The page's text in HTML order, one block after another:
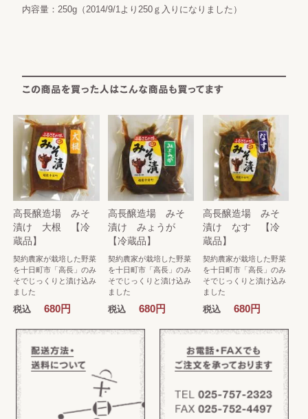
内容量：250g（2014/9/1より250ｇ入りになりました）
高長醸造場 みそ
漬け 大根 【冷
蔵品】
契約農家が栽培した野菜
を十日町市「高長」のみ
そでじっくりと漬け込み
ました
税込 680円
高長醸造場 みそ
漬け みょうが
【冷蔵品】
契約農家が栽培した野菜
を十日町市「高長」のみ
そでじっくりと漬け込み
ました
税込 680円
高長醸造場 みそ
漬け なす 【冷
蔵品】
契約農家が栽培した野菜
を十日町市「高長」のみ
そでじっくりと漬け込み
ました
税込 680円